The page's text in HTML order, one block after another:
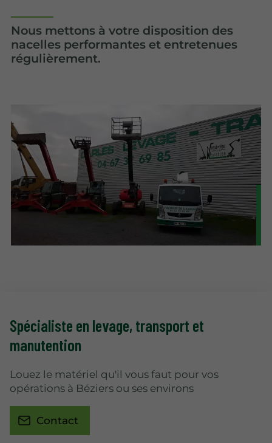
Nous mettons à votre disposition des
nacelles performantes et entretenues
régulièrement.
Spécialiste en levage, transport et
manutention
Louez le matériel qu'il vous faut pour vos
opérations à Béziers ou ses environs
Contact